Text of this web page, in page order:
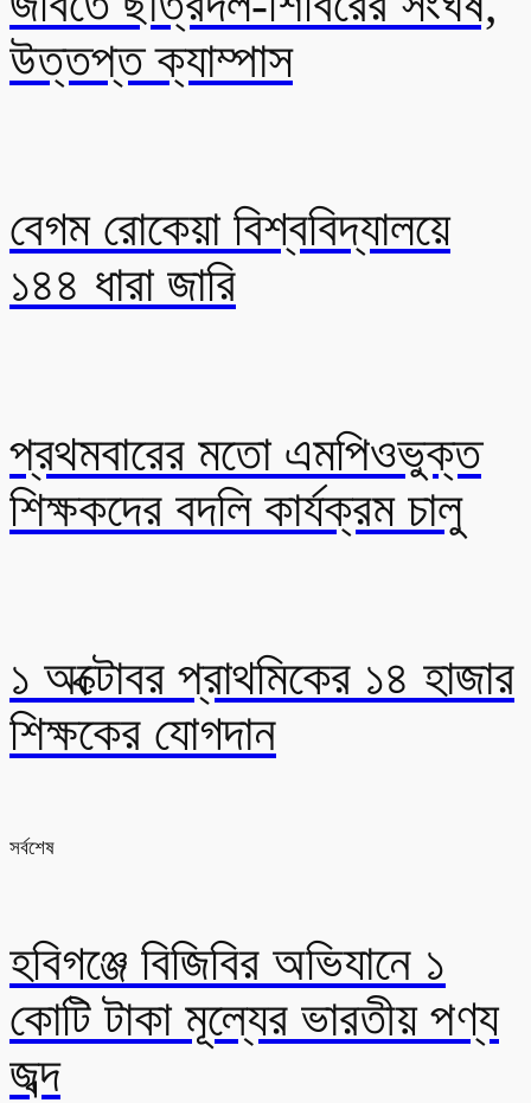
উত্তপ্ত ক্যাম্পাস
বেগম রোকেয়া বিশ্ববিদ্যালয়ে
১৪৪ ধারা জারি
প্রথমবারের মতো এমপিওভুক্ত
শিক্ষকদের বদলি কার্যক্রম চালু
১ অক্টোবর প্রাথমিকের ১৪ হাজার
শিক্ষকের যোগদান
সর্বশেষ
হবিগঞ্জে বিজিবির অভিযানে ১
কোটি টাকা মূল্যের ভারতীয় পণ্য
জব্দ